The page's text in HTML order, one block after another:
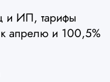
и ИП, тарифы
апрелю и 100,5%